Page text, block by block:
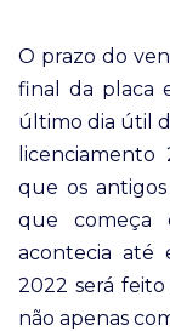
O prazo do
final da placa
último dia útil
que os
que começa
acontecia até
2022 será
não apenas